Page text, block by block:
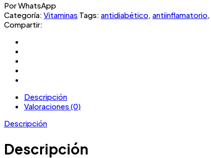
Por WhatsApp
Categoría: Vitaminas Tags: antidiabético, antiinflamatorio,
Compartir:
Descripción
Valoraciones (0)
Descripción
Descripción